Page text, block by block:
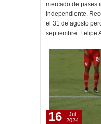
mercado de pases
Independiente.
el 31 de agosto
septiembre. Felipe
16
Jul
2024